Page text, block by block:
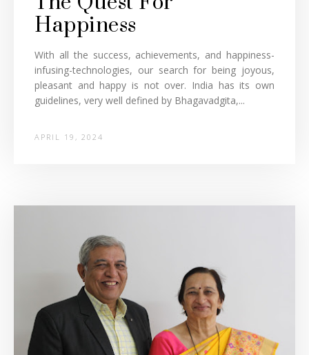
Happiness
With all the success, achievements, and happiness-
infusing-technologies, our search for being joyous,
pleasant and happy is not over. India has its own
guidelines, very well defined by Bhagavadgita,...
APRIL 19, 2024